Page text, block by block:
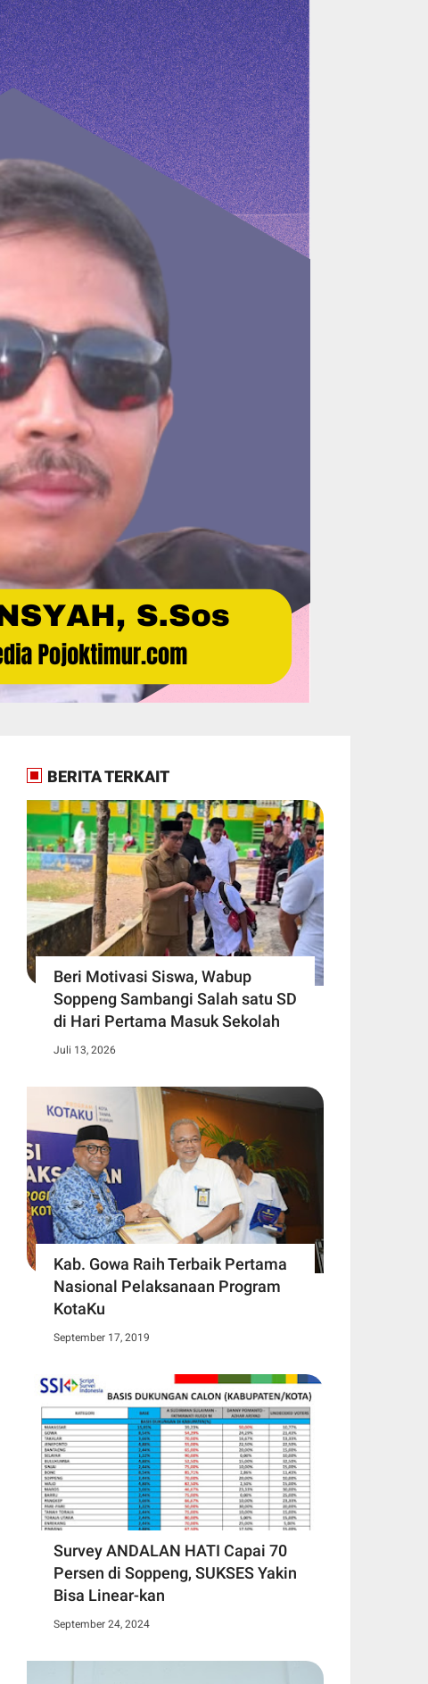
BERITA TERKAIT
Beri Motivasi Siswa, Wabup
Soppeng Sambangi Salah satu SD
di Hari Pertama Masuk Sekolah
Juli 13, 2026
Kab. Gowa Raih Terbaik Pertama
Nasional Pelaksanaan Program
KotaKu
September 17, 2019
Survey ANDALAN HATI Capai 70
Persen di Soppeng, SUKSES Yakin
Bisa Linear-kan
September 24, 2024